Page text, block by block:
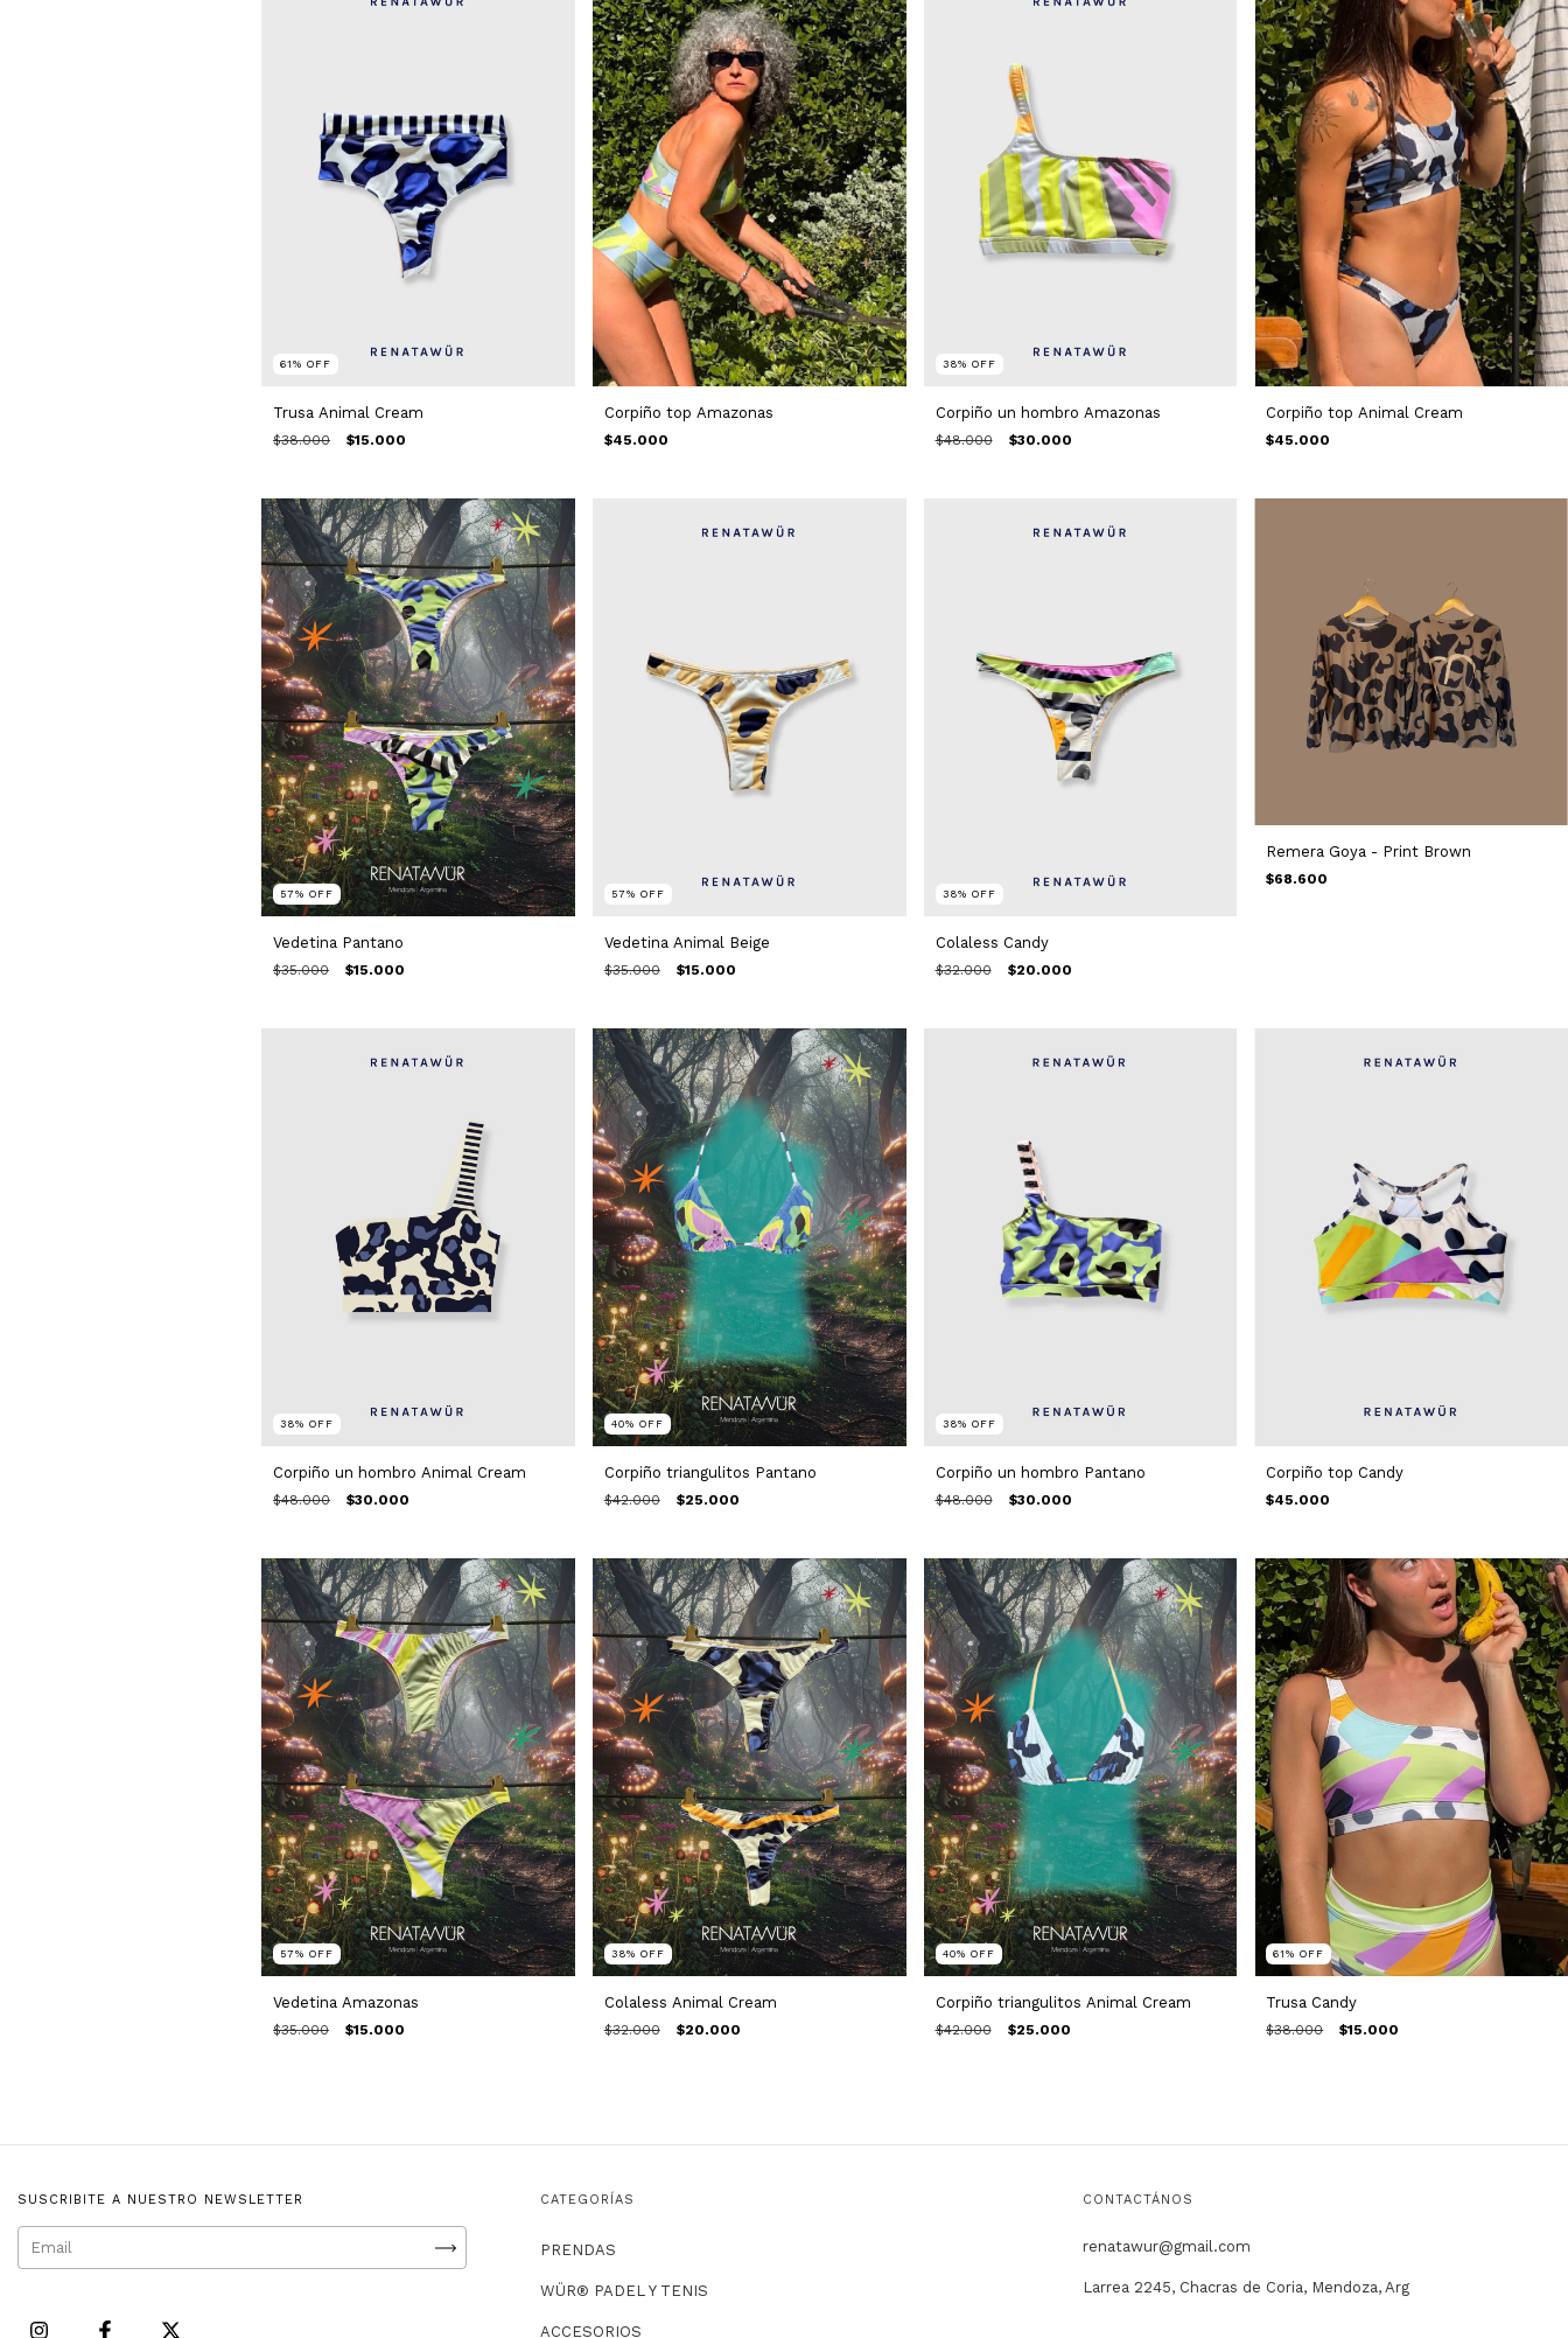
61 % OFF
Trusa Animal Cream
$38.000 $15.000
Corpiño top Amazonas
$45.000
38% OFF
Corpiño un hombro Amazonas
$48.000 $30.000
Corpiño top Animal Cream
$45.000
57% OFF
Vedetina Pantano
$35.000 $15.000
57% OFF
Vedetina Animal Beige
$35.000 $15.000
38% OFF
Colaless Candy
$32.000 $20.000
Remera Goya - Print Brown
$68.600
38% OFF
Corpiño un hombro Animal Cream
$48.000 $30.000
40% OFF
Corpiño triangulitos Pantano
$42.000 $25.000
38% OFF
Corpiño un hombro Pantano
$48.000 $30.000
Corpiño top Candy
$45.000
57% OFF
Vedetina Amazonas
$35.000 $15.000
38% OFF
Colaless Animal Cream
$32.000 $20.000
40% OFF
Corpiño triangulitos Animal Cream
$42.000 $25.000
61%OFF
Trusa Candy
$38.000 $15.000
SUSCRIBITE A NUESTRO NEWSLETTER CATEGORÍAS
PRENDAS
WÜR® PADEL Y TENIS
ACCESORIOS
CONTACTÁNOS
renatawur@gmail.com
Larrea 2245, Chacras de Coria, Mendoza, Arg